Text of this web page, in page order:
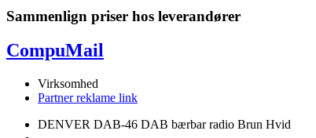
Sammenlign priser hos leverandører
CompuMail
Virksomhed
Partner reklame link
DENVER DAB-46 DAB bærbar radio Brun Hvid